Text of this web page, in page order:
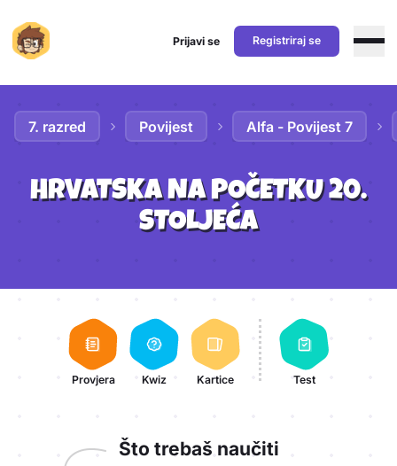
Prijavi se Registriraj se
7. razred Povijest Alfa - Povijest 7
HRVATSKA NA POČETKU 20.
STOLJEĆA
Aktivnosti lekcije
Provjera Kwiz Kartice Test
Što trebaš naučiti